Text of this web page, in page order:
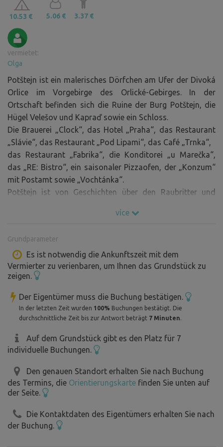
10.53 € 5.06 € 3.37 €
vermietet:
Olga
Potštejn ist ein malerisches Dörfchen am Ufer der Divoká
Orlice im Vorgebirge des Orlické-Gebirges. In der
Ortschaft befinden sich die Ruine der Burg Potštejn, die
Hügel Velešov und Kapraď sowie ein Schloss.
Die Brauerei „Clock“, das Hotel „Praha“, das Restaurant
„Slávie“, das Restaurant „Pod Lipami“, das Café „Trnka“,
das Restaurant „Fabrika“, die Konditorei „u Marečka“,
das „RE: Bistro“, ein saisonaler Pizzaofen, der „Konzum“
mit Postamt sowie „Vochtánka“.
Potštejn ist von Geschichten über den Raubritter und
Führung durch die Burg erfahren werden.
erleben.
Das Grundstück liegt ca. 1 km von der Zivilisation
entfernt und ist dennoch abgeschieden. Es grenzt nur an
Wälder, Wiesen und unseren kleinen Familienbauernhof,
den wir nach und nach aufbauen. Nach Absprache besteht
die Möglichkeit, die Tiere (Schafe, Ziegen, Kühe und
Der Garten ist weitläufig und jeder Zeltplatz bietet
ausreichend Privatsphäre.
Bei großen Gruppen ist es kein Problem, sich nahe
beieinander aufzuhalten.
Ziegelei, in der ein Badezimmer mit Dusche, Badewanne
und Waschbecken zur Verfügung steht. Eine kleine Küche
více
Grundparameter
Es ist notwendig die Ankunftszeit mit dem
Vermierter zu verienbaren, um Ihnen das Grundstück zu
zeigen.
Der Eigentümer muss die Buchung bestätigen.
In der letzten Zeit wurden 100% Buchungen bestätigt. Die
durchschnittliche Zeit bis zur Antwort beträgt 7 Minuten.
Auf dem Grundstück gibt es den Platz für 7
individuelle Buchungen.
Den genauen Standort erhalten Sie nach Buchung
des Termins, die Orientierungskarte finden Sie unten auf
der Seite.
Die Kontaktdaten des Eigentümers erhalten Sie nach
der Buchung.